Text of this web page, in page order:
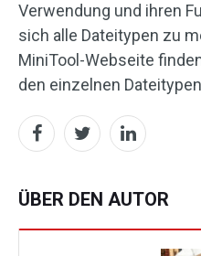
Verwendung und ihren
sich alle Dateitypen zu
MiniTool-Webseite
den einzelnen
ÜBER DEN AUTOR